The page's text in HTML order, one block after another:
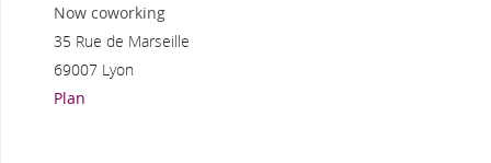
Now coworking
35 Rue de Marseille
69007 Lyon
Plan